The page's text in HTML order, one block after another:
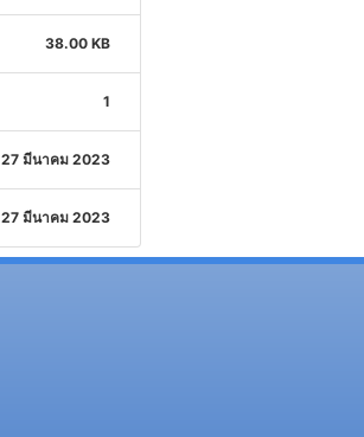
38.00 KB
1
27 มีนาคม 2023
27 มีนาคม 2023